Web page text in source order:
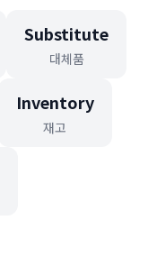
Substitute
대체품
Inventory
재고